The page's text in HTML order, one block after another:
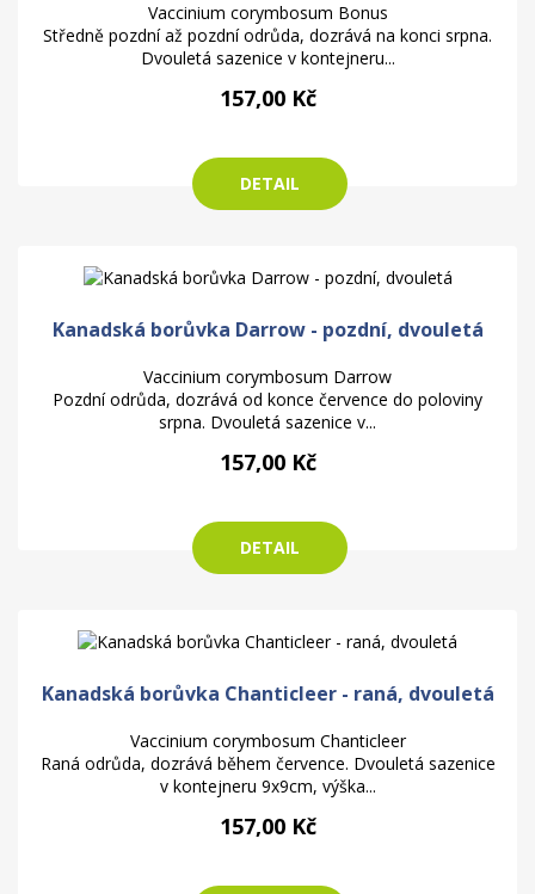
Vaccinium corymbosum Bonus
Středně pozdní až pozdní odrůda, dozrává na konci srpna.
Dvouletá sazenice v kontejneru...
157,00 Kč
DETAIL
Kanadská borůvka Darrow - pozdní, dvouletá
Vaccinium corymbosum Darrow
Pozdní odrůda, dozrává od konce července do poloviny
srpna. Dvouletá sazenice v...
157,00 Kč
DETAIL
Kanadská borůvka Chanticleer - raná, dvouletá
Vaccinium corymbosum Chanticleer
Raná odrůda, dozrává během července. Dvouletá sazenice
v kontejneru 9x9cm, výška...
157,00 Kč